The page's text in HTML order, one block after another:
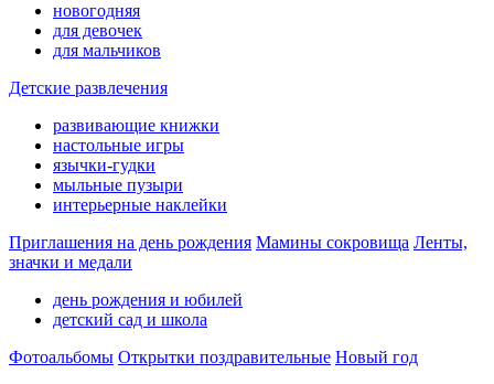
новогодняя
для девочек
для мальчиков
Детские развлечения
развивающие книжки
настольные игры
язычки-гудки
мыльные пузыри
интерьерные наклейки
Приглашения на день рождения Мамины сокровища Ленты,
значки и медали
день рождения и юбилей
детский сад и школа
Фотоальбомы Открытки поздравительные Новый год